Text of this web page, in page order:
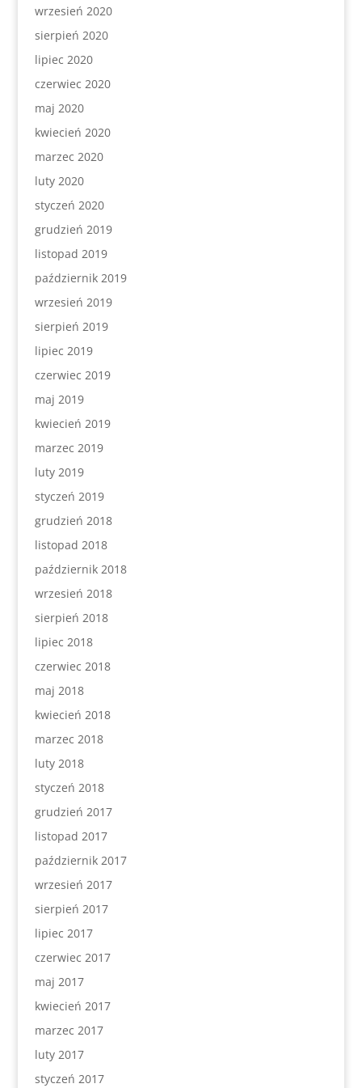
wrzesień 2020
sierpień 2020
lipiec 2020
czerwiec 2020
maj 2020
kwiecień 2020
marzec 2020
luty 2020
styczeń 2020
grudzień 2019
listopad 2019
październik 2019
wrzesień 2019
sierpień 2019
lipiec 2019
czerwiec 2019
maj 2019
kwiecień 2019
marzec 2019
luty 2019
styczeń 2019
grudzień 2018
listopad 2018
październik 2018
wrzesień 2018
sierpień 2018
lipiec 2018
czerwiec 2018
maj 2018
kwiecień 2018
marzec 2018
luty 2018
styczeń 2018
grudzień 2017
listopad 2017
październik 2017
wrzesień 2017
sierpień 2017
lipiec 2017
czerwiec 2017
maj 2017
kwiecień 2017
marzec 2017
luty 2017
styczeń 2017